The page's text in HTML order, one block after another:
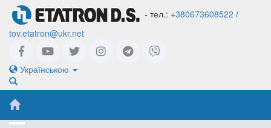
- тел.: +380673608522 /
tov.etatron@ukr.net
Українською